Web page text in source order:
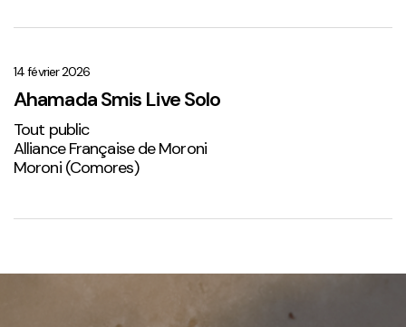
Live
Solo
2
14 février 2026
Ahamada Smis Live Solo
Tout public
Alliance Française de Moroni
Moroni (Comores)